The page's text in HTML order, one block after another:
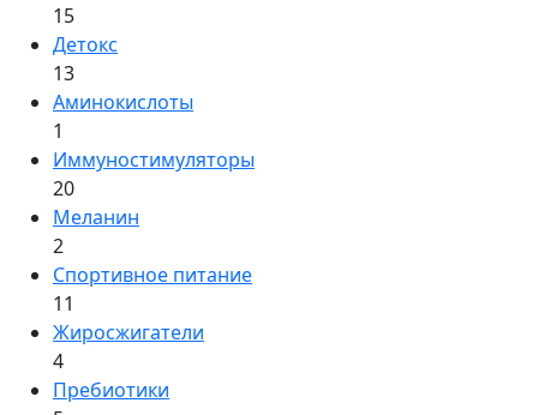
15
Детокс
13
Аминокислоты
1
Иммуностимуляторы
20
Меланин
2
Спортивное питание
11
Жиросжигатели
4
Пребиотики